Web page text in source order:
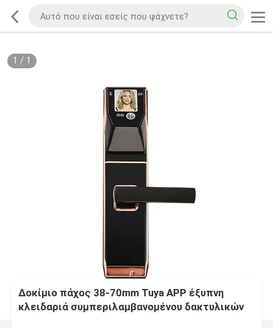
1 / 1
Δοκίμιο πάχος 38-70mm Tuya APP έξυπνη
κλειδαριά συμπεριλαμβανομένου δακτυλικών